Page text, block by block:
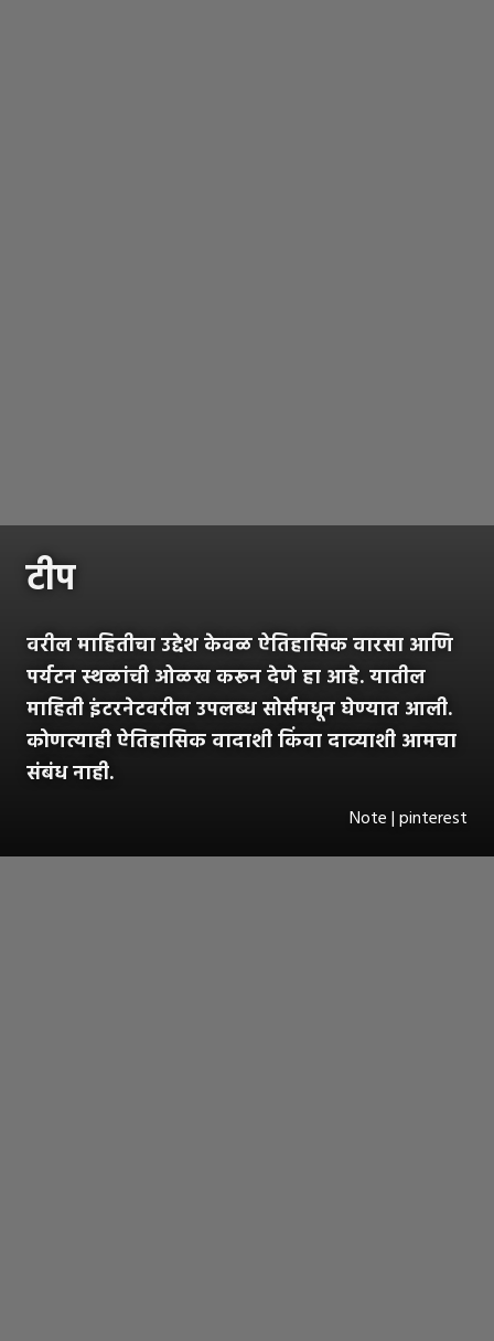
टीप
वरील माहितीचा उद्देश केवळ ऐतिहासिक वारसा आणि
पर्यटन स्थळांची ओळख करून देणे हा आहे. यातील
माहिती इंटरनेटवरील उपलब्ध सोर्समधून घेण्यात आली.
कोणत्याही ऐतिहासिक वादाशी किंवा दाव्याशी आमचा
संबंध नाही.
Note | pinterest